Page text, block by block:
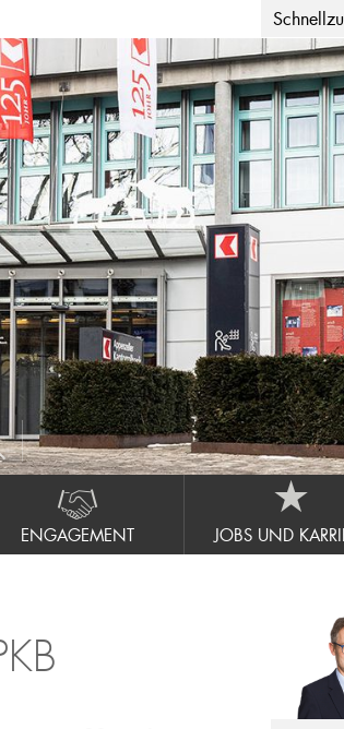
ENGAGEMENT JOBS UND